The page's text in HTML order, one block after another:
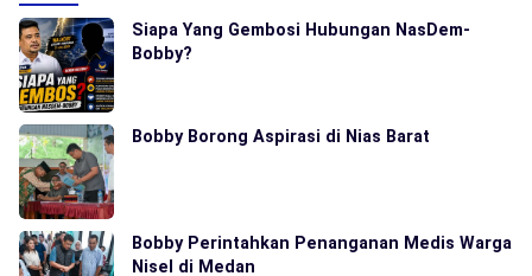
Siapa Yang Gembosi Hubungan NasDem-
Bobby?
Bobby Borong Aspirasi di Nias Barat
Bobby Perintahkan Penanganan Medis Warga
Nisel di Medan